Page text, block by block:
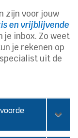
zijn voor jouw
en vrijblijvende
je inbox. Zo weet
je rekenen op
uit de